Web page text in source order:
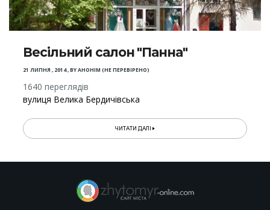
Весільний салон "Панна"
21 ЛИПНЯ , 2014,BYАНОНІМ (НЕ ПЕРЕВІРЕНО)
1640 переглядів
вулиця Велика Бердичівська
ЧИТАТИ ДАЛІ